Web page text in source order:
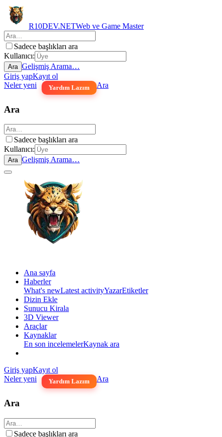
R10DEV.NETWeb ve Game Master
Sadece başlıkları ara
Kullanıcı:
Ara Gelişmiş Arama…
Giriş yapKayıt ol
Neler yeni
Yardım Lazım Ara
Ara
Sadece başlıkları ara
Kullanıcı:
Ara Gelişmiş Arama…
Ana sayfa
Haberler
What's newLatest activityYazarEtiketler
Dizin Ekle
Sunucu Kirala
3D Viewer
Araçlar
Kaynaklar
En son incelemelerKaynak ara
Giriş yapKayıt ol
Neler yeni
Yardım Lazım Ara
Ara
Sadece başlıkları ara